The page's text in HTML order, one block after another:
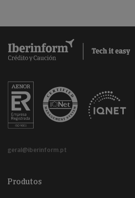
geral@iberinform.pt
Produtos